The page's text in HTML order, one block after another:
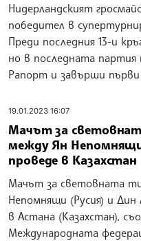
Нидерландският
победител в
Преди последния 13-и
но в последната партия
Рапорт и завърши
19.01.2023 16:07
Мачът за
между Ян
проведе в Казахстан
Мачът за световната
Непомнящи (Русия) и
в Астана (Казахстан),
Международната